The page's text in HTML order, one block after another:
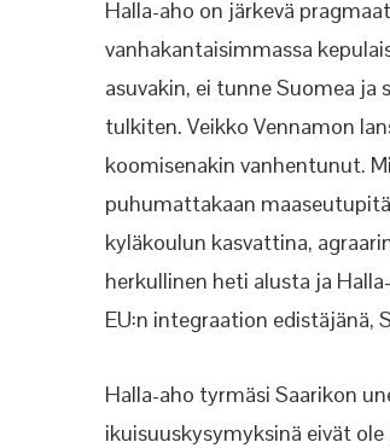
Halla-aho on järkevä
vanhakantaisimmassa
asuvakin, ei tunne Suomea
tulkiten. Veikko Vennamon
koomisenakin vanhentunut.
puhumattakaan
kyläkoulun kasvattina,
herkullinen heti alusta ja
EU:n integraation edistäjänä,
Halla-aho tyrmäsi Saarikon
ikuisuuskysymyksinä eivät